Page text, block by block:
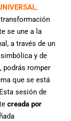
.
se une a la
a través de un
y de
podrás romper
que se está
sesión de
creada por